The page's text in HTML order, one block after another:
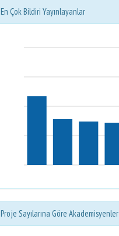
En Çok Bildiri Yayınlayanlar
Proje Sayılarına Göre Akademisyenler